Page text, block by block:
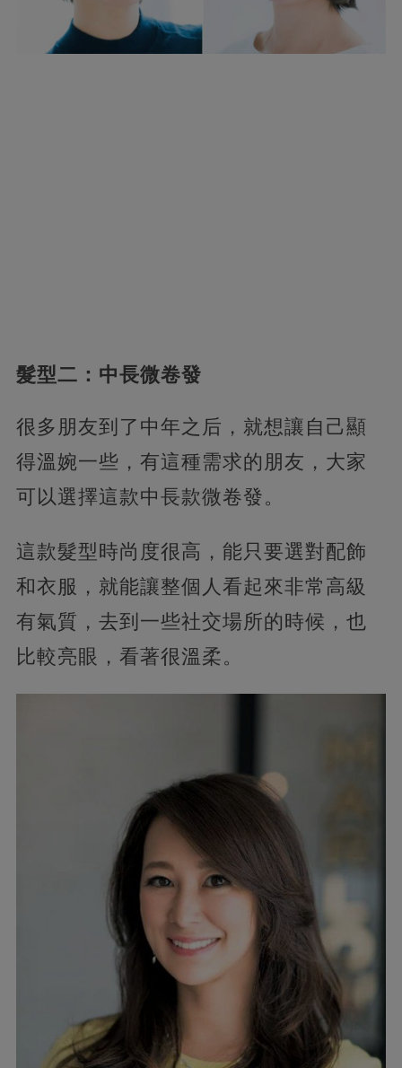
髮型二：中長微卷發
很多朋友到了中年之后，就想讓自己顯
得溫婉一些，有這種需求的朋友，大家
可以選擇這款中長款微卷發。
這款髮型時尚度很高，能只要選對配飾
和衣服，就能讓整個人看起來非常高級
有氣質， 去到一些社交場所的時候，也
比較亮眼，看著很溫柔。